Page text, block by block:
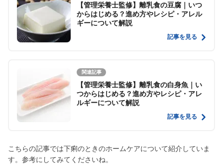
【管理栄養士監修】離乳食の豆腐｜いつ
からはじめる？進め方やレシピ・アレル
ギーについて解説
記事を見る
関連記事
【管理栄養士監修】離乳食の白身魚｜い
つからはじめる？進め方やレシピ・アレ
ルギーについて解説
記事を見る
こちらの記事では下痢のときのホームケアについて紹介していま
す。参考にしてみてくださいね。